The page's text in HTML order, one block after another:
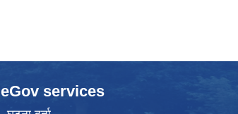
eGov services